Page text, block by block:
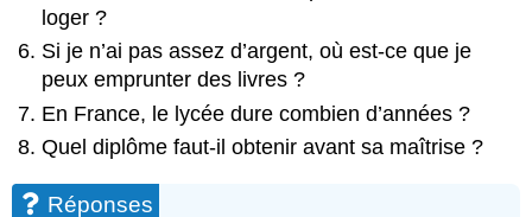
loger ?
Si je n’ai pas assez d’argent, où est-ce que je
peux emprunter des livres ?
En France, le lycée dure combien d’années ?
Quel diplôme faut-il obtenir avant sa maîtrise ?
Réponses